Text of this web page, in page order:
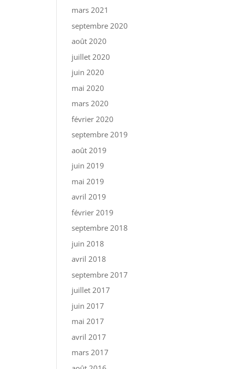
mars 2021
septembre 2020
août 2020
juillet 2020
juin 2020
mai 2020
mars 2020
février 2020
septembre 2019
août 2019
juin 2019
mai 2019
avril 2019
février 2019
septembre 2018
juin 2018
avril 2018
septembre 2017
juillet 2017
juin 2017
mai 2017
avril 2017
mars 2017